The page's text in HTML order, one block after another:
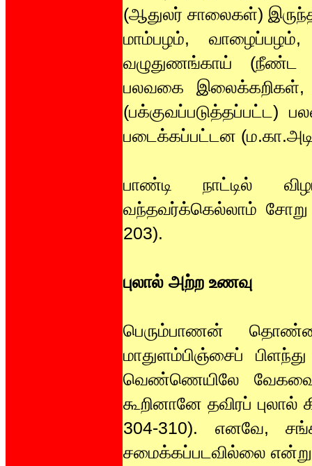
(ஆதுலர் சாலைகள்)
மாம்பழம், வாழைப்பழம்,
வழுதுணங்காய் (நீண்ட
பலவகை இலைக்கறிகள்,
(பக்குவப்படுத்தப்பட்ட)
படைக்கப்பட்டன
பாண்டி நாட்டில்
வந்தவர்க்கெல்லாம்
203).
புலால் அற்ற உணவு
பெரும்பாணன்
மாதுளம்பிஞ்சைப் பிளந்து
வெண்ணெயிலே
கூறினானே தவிரப்
304-310). எனவே,
சமைக்கப்படவில்லை என்று